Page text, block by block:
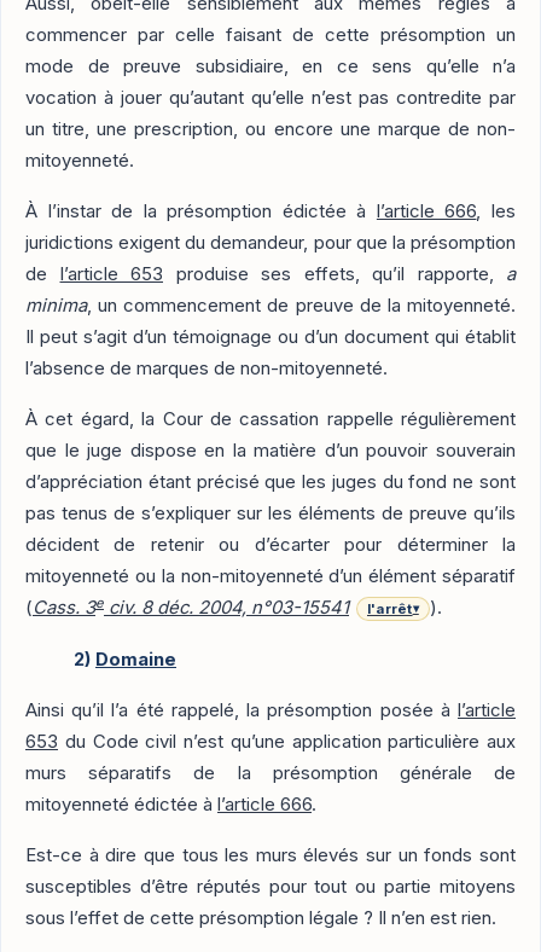
commencer par celle faisant de cette présomption un
mode de preuve subsidiaire, en ce sens qu’elle n’a
vocation à jouer qu’autant qu’elle n’est pas contredite par
un titre, une prescription, ou encore une marque de non-
mitoyenneté.
À l’instar de la présomption édictée à l’article 666, les
juridictions exigent du demandeur, pour que la présomption
de l’article 653 produise ses effets, qu’il rapporte, a
minima, un commencement de preuve de la mitoyenneté.
Il peut s’agit d’un témoignage ou d’un document qui établit
l’absence de marques de non-mitoyenneté.
À cet égard, la Cour de cassation rappelle régulièrement
que le juge dispose en la matière d’un pouvoir souverain
d’appréciation étant précisé que les juges du fond ne sont
pas tenus de s’expliquer sur les éléments de preuve qu’ils
décident de retenir ou d’écarter pour déterminer la
mitoyenneté ou la non-mitoyenneté d’un élément séparatif
(Cass. 3e civ. 8 déc. 2004, n°03-15541 l'arrêt▾ ).
2) Domaine
Ainsi qu’il l’a été rappelé, la présomption posée à l’article
653 du Code civil n’est qu’une application particulière aux
murs séparatifs de la présomption générale de
mitoyenneté édictée à l’article 666.
Est-ce à dire que tous les murs élevés sur un fonds sont
susceptibles d’être réputés pour tout ou partie mitoyens
sous l’effet de cette présomption légale ? Il n’en est rien.